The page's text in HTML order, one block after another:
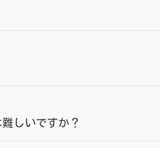
しいですか？